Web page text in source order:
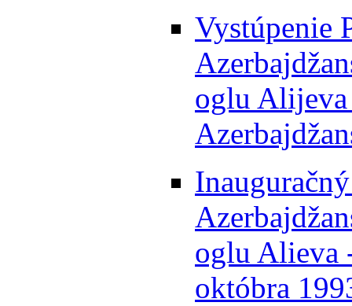
Vystúpenie
oglu
oglu Alieva
októbra